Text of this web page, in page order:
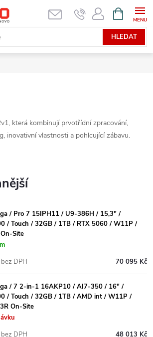
HLEDAT
NÁKUPNÍ
KOŠÍK
která kombinují prvotřídní zpracování,
inovativní vlastnosti a pohlcující zábavu.
/ Pro 7 15IPH11 / U9-386H / 15,3" /
/ Touch / 32GB / 1TB / RTX 5060 / W11P /
Site
70 095 Kč
DPH
/ 7 2-in-1 16AKP10 / AI7-350 / 16" /
/ Touch / 32GB / 1TB / AMD int / W11P /
On-Site
48 013 Kč
DPH